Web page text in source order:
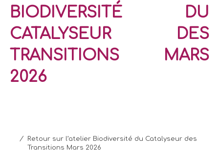
BIODIVERSITÉ DU
CATALYSEUR DES
TRANSITIONS MARS
2026
/
Retour sur l’atelier Biodiversité du Catalyseur des
Transitions Mars 2026